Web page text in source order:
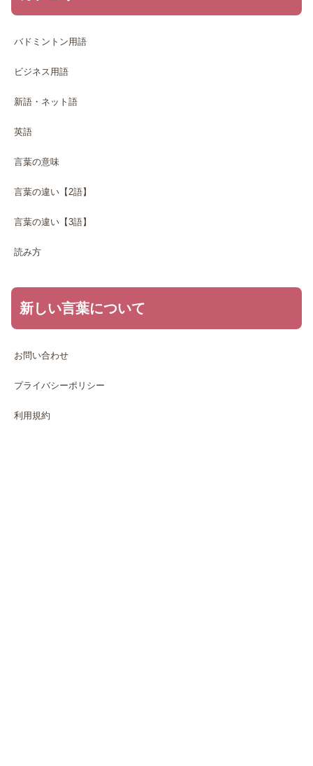
バドミントン用語
ビジネス用語
新語・ネット語
英語
言葉の意味
言葉の違い【2語】
言葉の違い【3語】
読み方
新しい言葉について
お問い合わせ
プライバシーポリシー
利用規約